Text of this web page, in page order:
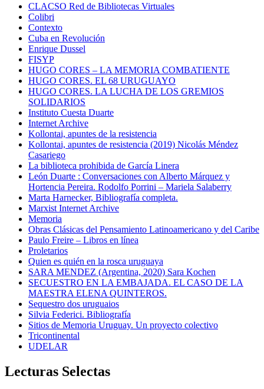
CLACSO Red de Bibliotecas Virtuales
Colibri
Contexto
Cuba en Revolución
Enrique Dussel
FISYP
HUGO CORES – LA MEMORIA COMBATIENTE
HUGO CORES. EL 68 URUGUAYO
HUGO CORES. LA LUCHA DE LOS GREMIOS
SOLIDARIOS
Instituto Cuesta Duarte
Internet Archive
Kollontai, apuntes de la resistencia
Kollontai, apuntes de resistencia (2019) Nicolás Méndez
Casariego
La biblioteca prohibida de García Linera
León Duarte : Conversaciones con Alberto Márquez y
Hortencia Pereira. Rodolfo Porrini – Mariela Salaberry
Marta Harnecker, Bibliografía completa.
Marxist Internet Archive
Memoria
Obras Clásicas del Pensamiento Latinoamericano y del Caribe
Paulo Freire – Libros en línea
Proletarios
Quien es quién en la rosca uruguaya
SARA MENDEZ (Argentina, 2020) Sara Kochen
SECUESTRO EN LA EMBAJADA. EL CASO DE LA
MAESTRA ELENA QUINTEROS.
Sequestro dos uruguaios
Silvia Federici. Bibliografía
Sitios de Memoria Uruguay. Un proyecto colectivo
Tricontinental
UDELAR
Lecturas Selectas